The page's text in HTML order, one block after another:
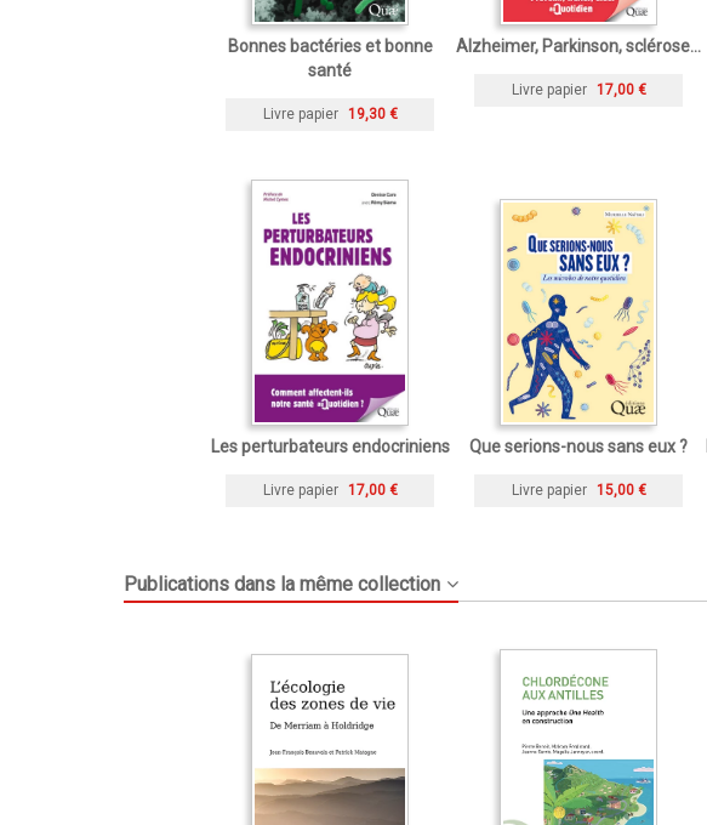
Bonnes bactéries et bonne
santé
Livre papier 19,30 €
Alzheimer, Parkinson, sclérose...
Livre papier 17,00 €
Les perturbateurs endocriniens
Livre papier 17,00 €
Que serions-nous sans eux ?
Livre papier 15,00 €
Publications dans la même collection